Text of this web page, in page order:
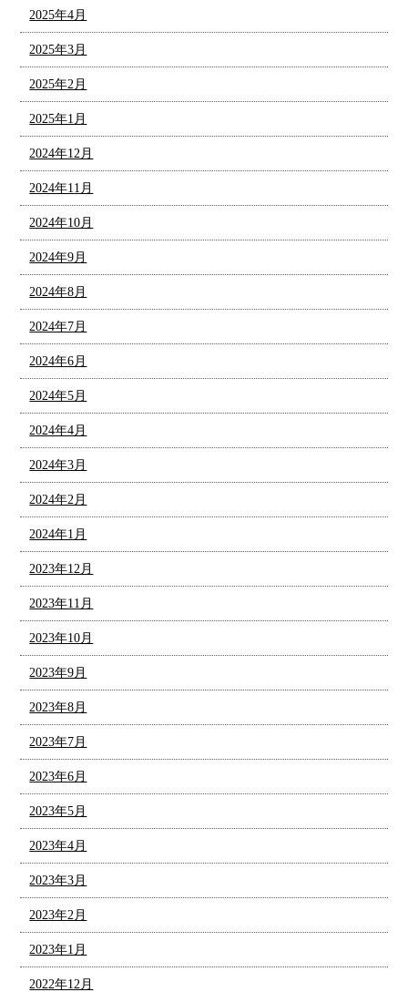
2025年4月
2025年3月
2025年2月
2025年1月
2024年12月
2024年11月
2024年10月
2024年9月
2024年8月
2024年7月
2024年6月
2024年5月
2024年4月
2024年3月
2024年2月
2024年1月
2023年12月
2023年11月
2023年10月
2023年9月
2023年8月
2023年7月
2023年6月
2023年5月
2023年4月
2023年3月
2023年2月
2023年1月
2022年12月